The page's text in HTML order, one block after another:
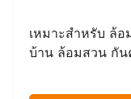
เหมาะสำหรับ ล้
บ้าน ล้อมสวน กัน